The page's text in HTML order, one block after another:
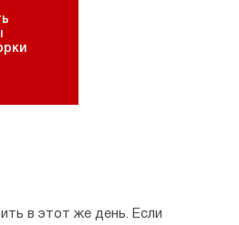
в этот же день. Если